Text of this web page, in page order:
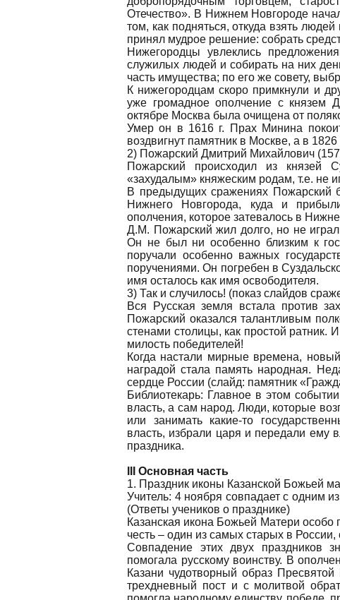
Отечество». В Нижнем Новгороде
том, как подняться, откуда взять
принял мудрое решение: собрать
Нижегородцы увлеклись
служилых людей и собирать на них
часть имущества; по его же совету,
К нижегородцам скоро примкнули и
уже громадное ополчение с
октябре Москва была очищена от
Умер он в 1616 г. Прах Минина
воздвигнут памятник в Москве, а в
2) Пожарский Дмитрий Михайлович
Пожарский происходил из князей
«захудалым» княжеским родам, т.е. не
В предыдущих сражениях Пожарский
Нижнего Новгорода, куда и
ополчения, которое затевалось в
Д.М. Пожарский жил долго, но не
Он не был ни особенно близким к
поручали особенно важных
поручениями. Он погребен в
имя осталось как имя освободителя.
3) Так и случилось! (показ слайдов
Вся Русская земля встала против
Пожарский оказался талантливым
стенами столицы, как простой ратник.
милость победителей!
Когда настали мирные времена,
наградой стала память народная.
сердце России (слайд: памятник
Библиотекарь: Главное в этом
власть, а сам народ. Люди, которые
или занимать какие-то
власть, избрали царя и передали ему
праздника.
III Основная часть
1. Праздник иконы Казанской Божьей
Учитель: 4 ноября совпадает с одним
(Ответы учеников о празднике)
Казанская икона Божьей Матери
честь – один из самых старых в
Совпадение этих двух праздников
помогала русскому воинству. В
Казани чудотворный образ
трехдневный пост и с молитвой